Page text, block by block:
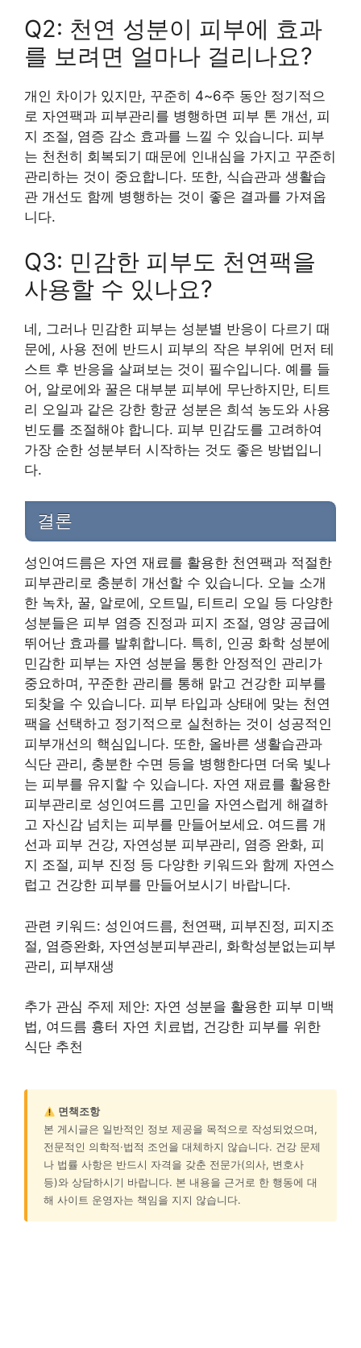
Q2: 천연 성분이 피부에 효과
를 보려면 얼마나 걸리나요?
개인 차이가 있지만, 꾸준히 4~6주 동안 정기적으
로 자연팩과 피부관리를 병행하면 피부 톤 개선, 피
지 조절, 염증 감소 효과를 느낄 수 있습니다. 피부
는 천천히 회복되기 때문에 인내심을 가지고 꾸준히
관리하는 것이 중요합니다. 또한, 식습관과 생활습
관 개선도 함께 병행하는 것이 좋은 결과를 가져옵
니다.
Q3: 민감한 피부도 천연팩을
사용할 수 있나요?
네, 그러나 민감한 피부는 성분별 반응이 다르기 때
문에, 사용 전에 반드시 피부의 작은 부위에 먼저 테
스트 후 반응을 살펴보는 것이 필수입니다. 예를 들
어, 알로에와 꿀은 대부분 피부에 무난하지만, 티트
리 오일과 같은 강한 항균 성분은 희석 농도와 사용
빈도를 조절해야 합니다. 피부 민감도를 고려하여
가장 순한 성분부터 시작하는 것도 좋은 방법입니
다.
결론
성인여드름은 자연 재료를 활용한 천연팩과 적절한
피부관리로 충분히 개선할 수 있습니다. 오늘 소개
한 녹차, 꿀, 알로에, 오트밀, 티트리 오일 등 다양한
성분들은 피부 염증 진정과 피지 조절, 영양 공급에
뛰어난 효과를 발휘합니다. 특히, 인공 화학 성분에
민감한 피부는 자연 성분을 통한 안정적인 관리가
중요하며, 꾸준한 관리를 통해 맑고 건강한 피부를
되찾을 수 있습니다. 피부 타입과 상태에 맞는 천연
팩을 선택하고 정기적으로 실천하는 것이 성공적인
피부개선의 핵심입니다. 또한, 올바른 생활습관과
식단 관리, 충분한 수면 등을 병행한다면 더욱 빛나
는 피부를 유지할 수 있습니다. 자연 재료를 활용한
피부관리로 성인여드름 고민을 자연스럽게 해결하
고 자신감 넘치는 피부를 만들어보세요. 여드름 개
선과 피부 건강, 자연성분 피부관리, 염증 완화, 피
지 조절, 피부 진정 등 다양한 키워드와 함께 자연스
럽고 건강한 피부를 만들어보시기 바랍니다.
관련 키워드: 성인여드름, 천연팩, 피부진정, 피지조
절, 염증완화, 자연성분피부관리, 화학성분없는피부
관리, 피부재생
추가 관심 주제 제안: 자연 성분을 활용한 피부 미백
법, 여드름 흉터 자연 치료법, 건강한 피부를 위한
식단 추천
면책조항
본 게시글은 일반적인 정보 제공을 목적으로 작성되었으며,
전문적인 의학적·법적 조언을 대체하지 않습니다. 건강 문제
나 법률 사항은 반드시 자격을 갖춘 전문가(의사, 변호사
등)와 상담하시기 바랍니다. 본 내용을 근거로 한 행동에 대
해 사이트 운영자는 책임을 지지 않습니다.